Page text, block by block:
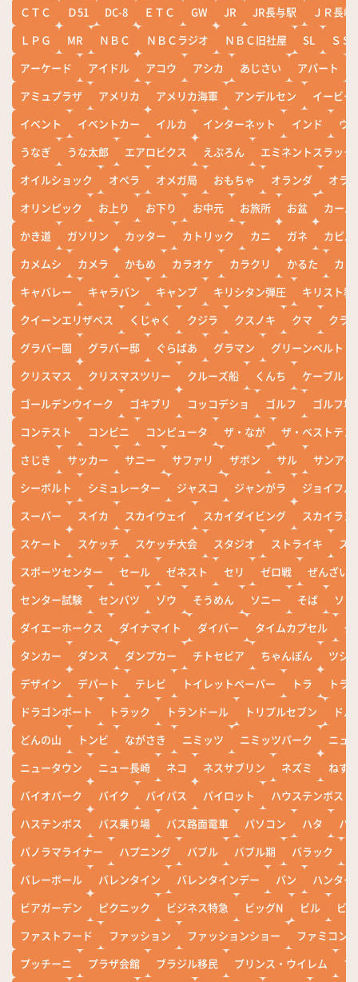
ＣＴＣ
Ｄ51 DC-8 ＥＴＣ GW JR JR長与駅
ＪＲ長崎
ＬＰＧ
MR ＮＢＣ ＮＢＣラジオ ＮＢＣ旧社屋 SL
ＳＳ
アーケード
アイドル アコウ アシカ あじさい アパート
アミュプラザ
アメリカ アメリカ海軍 アンデルセン
イービー
イベント
イベントカー イルカ インターネット インド
ウ
うなぎ
うな太郎 エアロビクス えぷろん
エミネントスラック
オイルショック
オペラ オメガ局 おもちゃ オランダ
オラ
オリンピック
お上り お下り お中元 お旅所 お盆
カー
かき道
ガソリン カッター カトリック カニ ガネ
カピバ
カメムシ
カメラ かもめ カラオケ カラクリ かるた
カレ
キャバレー
キャラバン キャンプ キリシタン弾圧
キリスト教
クイーンエリザベス
くじゃく クジラ クスノキ クマ
クラ
グラバー園
グラバー邸 ぐらばあ グラマン
グリーンベルト
クリスマス
クリスマスツリー クルーズ船 くんち
ケーブル
ゴールデンウイーク
ゴキブリ コッコデショ ゴルフ
ゴルフ場
コンテスト
コンビニ コンピュータ ザ・なが
ザ・ベストテン
さじき
サッカー サニー サファリ ザボン サル
サンアイ
シーボルト
シミュレーター ジャスコ ジャンがラ
ジョイフル
スーパー
スイカ スカイウェイ スカイダイビング
スカイラン
スケート
スケッチ スケッチ大会 スタジオ ストライキ
ス
スポーツセンター
セール ゼネスト セリ ゼロ戦
ぜんざい
センター試験
センバツ ゾウ そうめん ソニー そば
ソ
ダイエーホークス
ダイナマイト ダイバー タイムカプセル
タ
タンカー
ダンス ダンプカー チトセピア ちゃんぽん
ツシ
デザイン
デパート テレビ トイレットペーパー トラ
トラ
ドラゴンボート
トラック トランドール トリプルセブン
ド
どんの山
トンビ ながさき ニミッツ ニミッツパーク
ニュ
ニュータウン
ニュー長崎 ネコ ネスサブリン ネズミ
ねず
バイオパーク
バイク バイパス パイロット
ハウステンボス
ハステンボス
バス乗り場 バス路面電車 パソコン ハタ
ハ
パノラマライナー
ハプニング バブル バブル期 バラック
バレーボール
バレンタイン バレンタインデー パン
ハンター
ビアガーデン
ピクニック ビジネス特急 ビッグN ビル
ビワ
ファストフード
ファッション ファッションショー
ファミコン
プッチーニ
プラザ会館 ブラジル移民 プリンス・ウイレム ブ